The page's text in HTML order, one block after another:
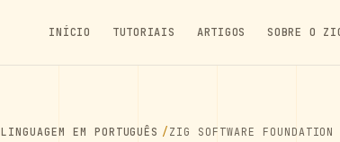
INÍCIO TUTORIAIS ARTIGOS SOBRE O
EM PORTUGUÊS ZIG SOFTWARE